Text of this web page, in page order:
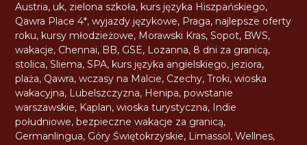
Austria, uk, zielona szkoła, kurs języka Hiszpańskiego,
Qawra Place 4*,wyjazdy językowe, Praga, najlepsze oferty
roku, kursy młodzieżowe, Morawski Kras,Sopot, BWS,
wakacje, Chennai, BB, GSE, Lozanna, 8 dni za granicą,
stolica,Sliema,SPA, kurs języka angielskiego, jeziora,
plaża, Qawra,wczasy na Malcie, Czechy,Troki,wioska
wakacyjna, Lubelszczyzna, Henipa,powstanie
warszawskie, Kaplan,wioska turystyczna, Indie
południowe,bezpieczne wakacje za granicą,
Germanlingua, Góry Świętokrzyskie, Limassol,Wellnes,